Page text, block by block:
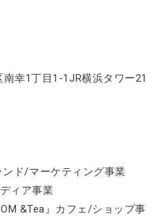
幸1丁目1-1JR横浜タワー21
ンド/マーケティング事業
ィア事業
&Tea』カフェ/ショップ事